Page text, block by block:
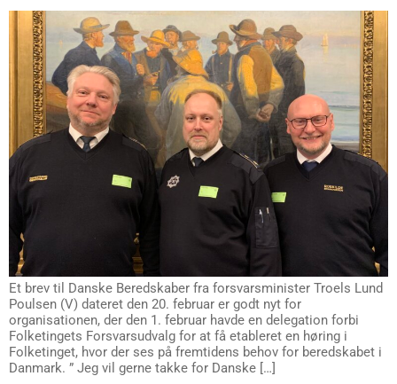
Et brev til Danske Beredskaber fra forsvarsminister Troels Lund
Poulsen (V) dateret den 20. februar er godt nyt for
organisationen, der den 1. februar havde en delegation forbi
Folketingets Forsvarsudvalg for at få etableret en høring i
Folketinget, hvor der ses på fremtidens behov for beredskabet i
Danmark. ” Jeg vil gerne takke for Danske […]